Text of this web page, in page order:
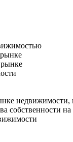
собственности